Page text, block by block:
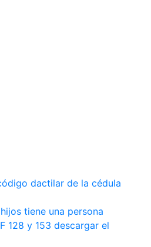
dactilar de la cédula
tiene una persona
128 y 153 descargar el